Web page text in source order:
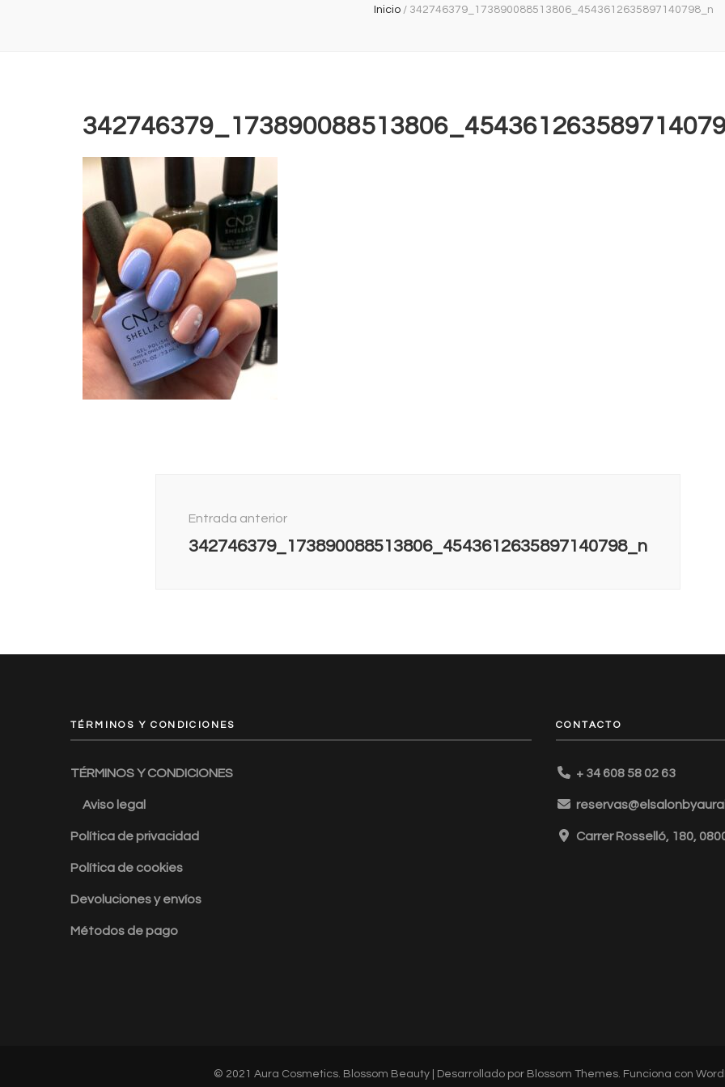
Inicio / 342746379_173890088513806_4543612635897140798_n
entradas
Entrada anterior
342746379_173890088513806_4543612635897140798_n
TÉRMINOS Y CONDICIONES
TÉRMINOS Y CONDICIONES
Aviso legal
Política de privacidad
Política de cookies
Devoluciones y envíos
Métodos de pago
CONTACTO
+ 34 608 58 02 63
Carrer Rosselló, 180,
© 2021 Aura Cosmetics. Blossom Beauty | Desarrollado por Blossom Themes. Funciona con